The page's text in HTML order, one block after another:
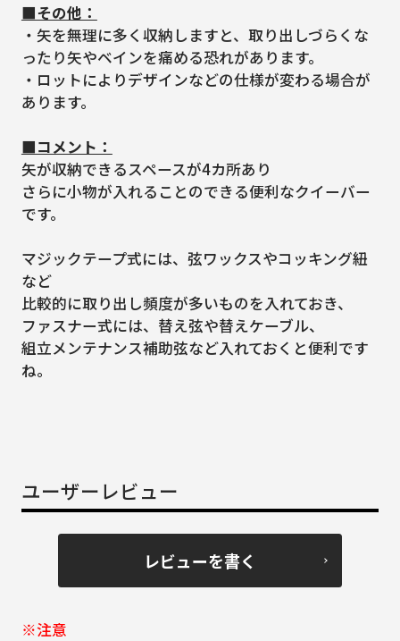
■その他：
・矢を無理に多く収納しますと、取り出しづらくな
ったり矢やベインを痛める恐れがあります。
・ロットによりデザインなどの仕様が変わる場合が
あります。
■コメント：
矢が収納できるスペースが4カ所あり
さらに小物が入れることのできる便利なクイーバー
です。
マジックテープ式には、弦ワックスやコッキング紐
など
比較的に取り出し頻度が多いものを入れておき、
ファスナー式には、替え弦や替えケーブル、
組立メンテナンス補助弦など入れておくと便利です
ね。
ユーザーレビュー
レビューを書く
※注意